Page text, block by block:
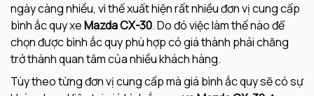
ngày càng nhiều, vì thế xuất hiện rất nhiều đơn vị cung cấp
bình ắc quy xeMazda CX-30. Do đó việc làm thế nào để
chọn được bình ắc quy phù hợp có giá thành phải chăng
trở thành quan tâm của nhiều khách hàng.
Tùy theo từng đơn vị cung cấp mà giá bình ắc quy sẽ có sự